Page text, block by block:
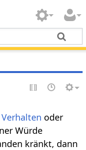
Verhalten oder
Würde
kränkt, dann